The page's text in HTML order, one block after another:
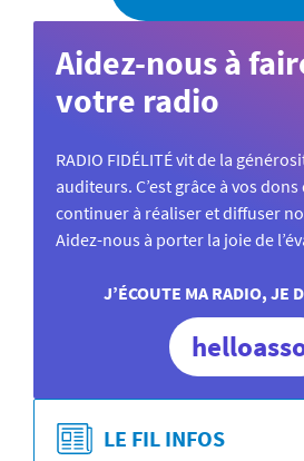
Aidez-nous à
votre radio
RADIO FIDÉLITÉ vit de la
auditeurs. C’est grâce à vos
continuer à réaliser et diffuser
Aidez-nous à porter la joie de
J’ÉCOUTE MA RADIO, JE
LE FIL INFOS